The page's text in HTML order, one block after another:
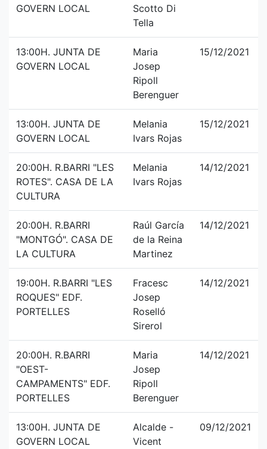
GOVERN LOCAL
Scotto Di
Tella
13:00H. JUNTA DE
GOVERN LOCAL
Maria
Josep
Ripoll
Berenguer
15/12/2021
13:00H. JUNTA DE
GOVERN LOCAL
Melania
Ivars Rojas
15/12/2021
20:00H. R.BARRI "LES
ROTES". CASA DE LA
CULTURA
Melania
Ivars Rojas
14/12/2021
20:00H. R.BARRI
"MONTGÓ". CASA DE
LA CULTURA
Raúl García
de la Reina
Martinez
14/12/2021
19:00H. R.BARRI "LES
ROQUES" EDF.
PORTELLES
Fracesc
Josep
Roselló
Sirerol
14/12/2021
20:00H. R.BARRI
"OEST-
CAMPAMENTS" EDF.
PORTELLES
Maria
Josep
Ripoll
Berenguer
14/12/2021
13:00H. JUNTA DE
GOVERN LOCAL
Alcalde -
Vicent
09/12/2021